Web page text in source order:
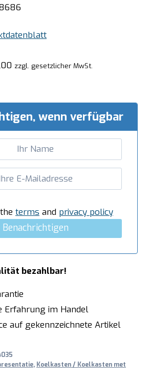
zzgl. gesetzlicher MwSt.
wenn verfügbar
terms and privacy policy
Benachrichtigen
bezahlbar!
Erfahrung im Handel
auf gekennzeichnete Artikel
, Koelkasten / Koelkasten met